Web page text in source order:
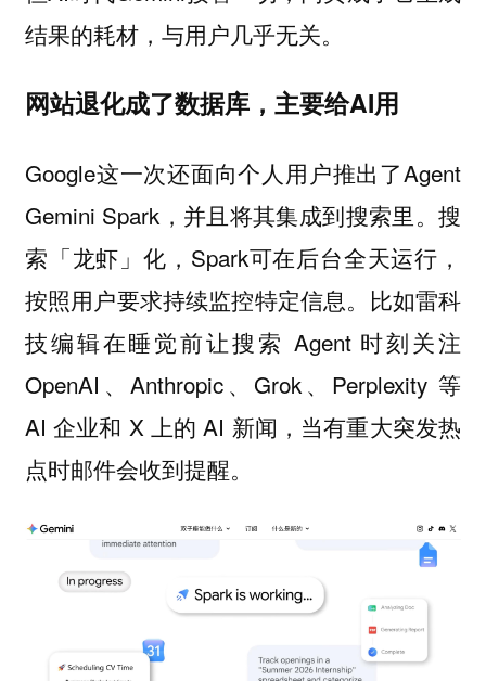
结果的耗材，与用户几乎无关。
网站退化成了数据库，主要给AI用
Google这一次还面向个人用户推出了Agent
Gemini Spark，并且将其集成到搜索里。搜
索「龙虾」化，Spark可在后台全天运行，
按照用户要求持续监控特定信息。比如雷科
技编辑在睡觉前让搜索 Agent 时刻关注
OpenAI、Anthropic、Grok、Perplexity 等
AI 企业和 X 上的 AI 新闻，当有重大突发热
点时邮件会收到提醒。